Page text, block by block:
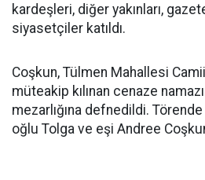
kardeşleri, diğer yakınları,
siyasetçiler katıldı.
Coşkun, Tülmen Mahallesi
müteakip kılınan cenaze
mezarlığına defnedildi. Törende
oğlu Tolga ve eşi Andree